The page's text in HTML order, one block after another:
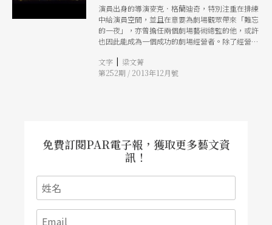
為女性導演， 凱蒂．米契爾的知名度和作品都不
限於英國本地。她近十年以文本結合同步錄像的實
驗，為劇場帶來新的劇場觀看方式，在歐陸地區引
起極大的共鳴回響；但在英國本地，觀眾和評論家
對她則是評價兩極。尤其是她的文本處理方法與舞
台呈現手法，在以劇作家和演員為主體的傳統英國
劇場裡，米契爾總是不示弱地踩著保守派的神經界
奇特的形式作為內容主體，挑戰觀眾的觀看經驗，
即使由提姆．艾契爾掛名藝術
演員出身的導演麥克．格蘭迪奇，特別注重在排練
中給演員空間，並且在意要為劇場觀眾帶來「難忘
的一夜」，亦曾擔任兩個劇場藝術總監的他，或許
也因此能成為一個成功的劇場經營者。除了經營有
名，創作上也備受獎項肯定，雖被視為接掌英國國
家劇院的接班熱門人選，但現在自創劇團的他，更
文字 | 梁文菁
第252期 / 2013年12月號
免費訂閱PAR電子報，獲取更多藝文資
訊！